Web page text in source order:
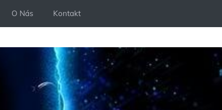
O Nás Kontakt